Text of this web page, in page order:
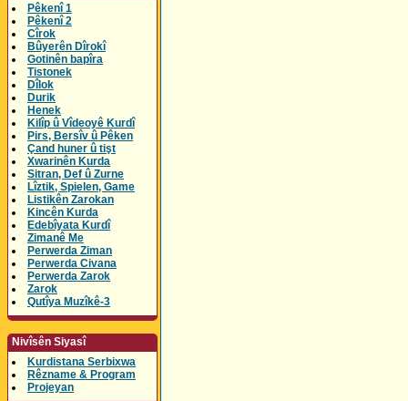
Pêkenî 1
Pêkenî 2
Cîrok
Bûyerên Dîrokî
Gotinên bapîra
Tistonek
Dîlok
Durik
Henek
Kilîp û Vîdeoyê Kurdî
Pirs, Bersîv û Pêken
Çand huner û tişt
Xwarinên Kurda
Sitran, Def û Zurne
Lîztik, Spielen, Game
Listikên Zarokan
Kincên Kurda
Edebîyata Kurdî
Zimanê Me
Perwerda Ziman
Perwerda Civana
Perwerda Zarok
Zarok
Qutîya Muzîkê-3
Nivîsên Siyasî
Kurdistana Serbixwa
Rêzname & Program
Projeyan